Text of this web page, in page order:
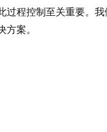
过程控制至关重要。我
方案。